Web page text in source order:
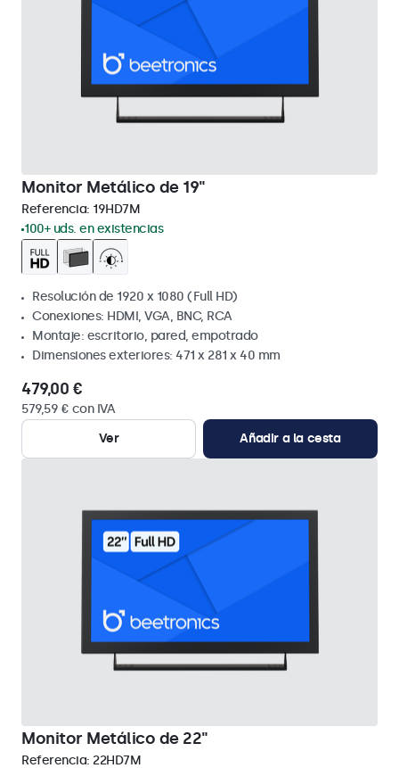
Monitor Metálico de 19"
Referencia: 19HD7M
100+ uds. en existencias
Resolución de 1920 x 1080 (Full HD)
Conexiones: HDMI, VGA, BNC, RCA
Montaje: escritorio, pared, empotrado
Dimensiones exteriores: 471 x 281 x 40 mm
479,00 €
579,59 € con IVA
Ver
Añadir a la cesta
Monitor Metálico de 22"
Referencia: 22HD7M